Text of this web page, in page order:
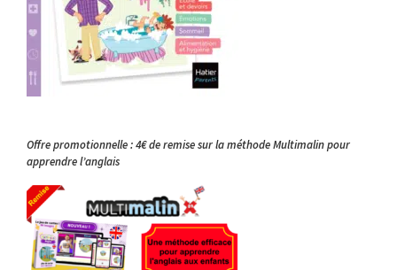
Offre promotionnelle : 4€ de remise sur la méthode Multimalin pour
apprendre l’anglais